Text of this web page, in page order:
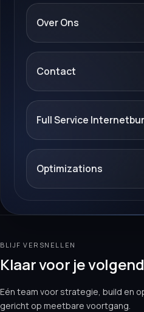
Over Ons
Contact
Full Service
Optimizations
BLIJF VERSNELLEN
Klaar voor je
Eén team voor strategie, build en
gericht op meetbare voortgang.